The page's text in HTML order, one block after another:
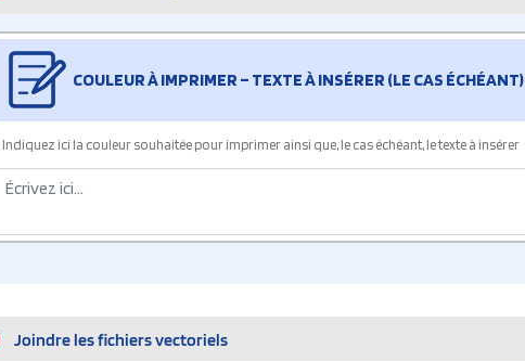
COULEUR À IMPRIMER – TEXTE À INSÉRER (LE CAS ÉCHÉANT)
Indiquez ici la couleur souhaitée pour imprimer ainsi que, le cas échéant, le texte à insérer
Joindre les fichiers vectoriels